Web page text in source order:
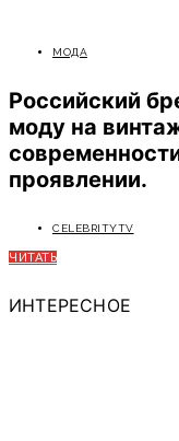
МОДА
Российский
моду на
проявлении.
CELEBRITYTV
ЧИТАТЬ
ИНТЕРЕСНОЕ